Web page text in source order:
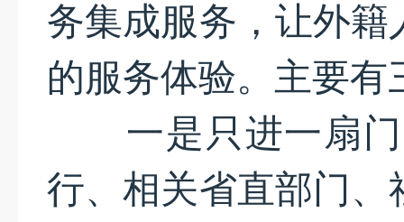
务集成服务，让外
的服务体验。主要有
一是只进一扇门
行、相关省直部门